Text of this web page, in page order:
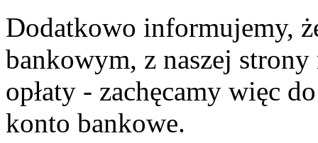
Dodatkowo informujemy,
bankowym, z naszej
opłaty - zachęcamy więc
konto bankowe.